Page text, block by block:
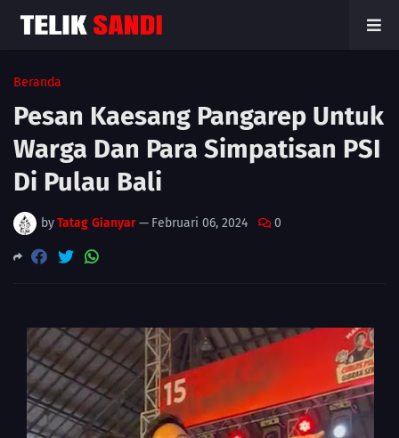
Beranda
Pesan Kaesang Pangarep Untuk
Warga Dan Para Simpatisan PSI
Di Pulau Bali
byTatag Gianyar— Februari 06, 2024 0